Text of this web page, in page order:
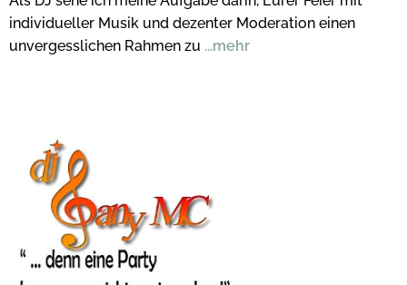
individueller Musik und dezenter Moderation einen
unvergesslichen Rahmen zu ...mehr